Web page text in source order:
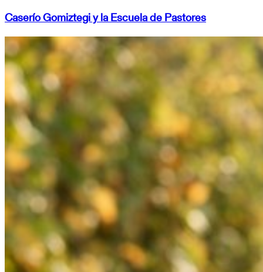
Caserío Gomiztegi y la Escuela de Pastores